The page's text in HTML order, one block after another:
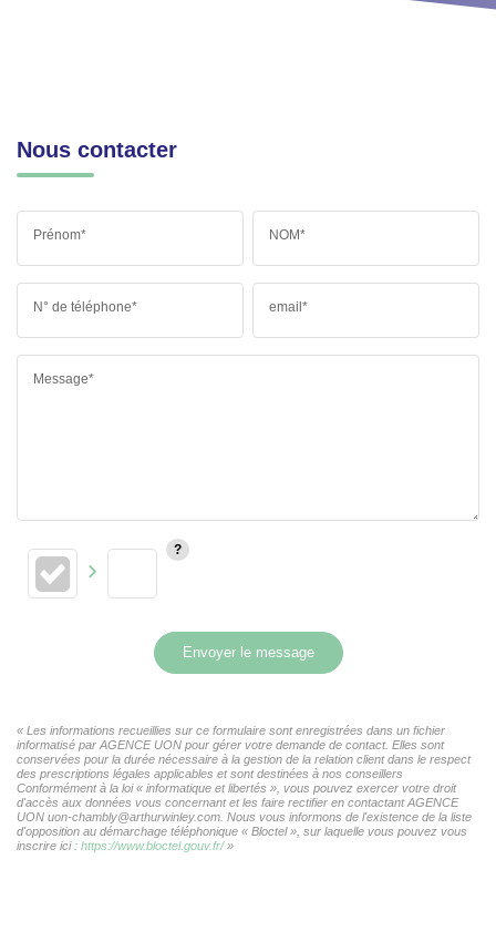
Nous contacter
Prénom* NOM*
N° de téléphone* email*
Message*
Envoyer le message
« Les informations recueillies sur ce formulaire sont enregistrées dans un fichier
informatisé par AGENCE UON pour gérer votre demande de contact. Elles sont
conservées pour la durée nécessaire à la gestion de la relation client dans le respect
des prescriptions légales applicables et sont destinées à nos conseillers
Conformément à la loi « informatique et libertés », vous pouvez exercer votre droit
d'accès aux données vous concernant et les faire rectifier en contactant AGENCE
UON uon-chambly@arthurwinley.com. Nous vous informons de l'existence de la liste
d'opposition au démarchage téléphonique « Bloctel », sur laquelle vous pouvez vous
inscrire ici : https://www.bloctel.gouv.fr/»